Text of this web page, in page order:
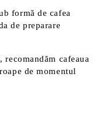
formă de cafea
de preparare
recomandăm cafeaua
de momentul